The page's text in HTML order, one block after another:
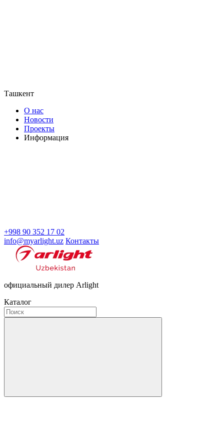
Ташкент
О нас
Новости
Проекты
Информация
+998 90 352 17 02
info@myarlight.uz Контакты
официальный дилер Arlight
Каталог